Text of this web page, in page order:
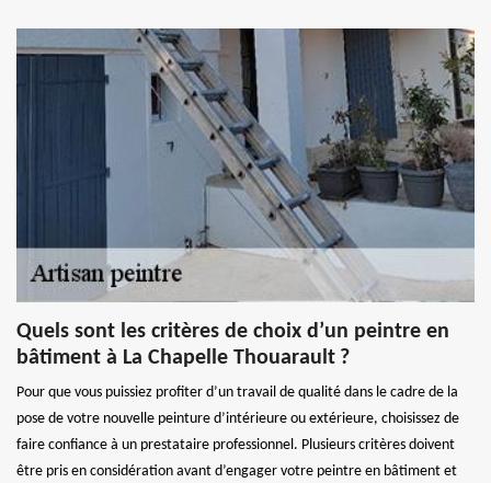
Quels sont les critères de choix d’un peintre en
bâtiment à La Chapelle Thouarault ?
Pour que vous puissiez profiter d’un travail de qualité dans le cadre de la
pose de votre nouvelle peinture d’intérieure ou extérieure, choisissez de
faire confiance à un prestataire professionnel. Plusieurs critères doivent
être pris en considération avant d’engager votre peintre en bâtiment et